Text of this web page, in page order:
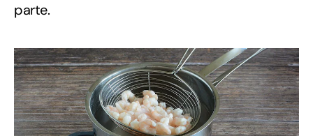
parte.